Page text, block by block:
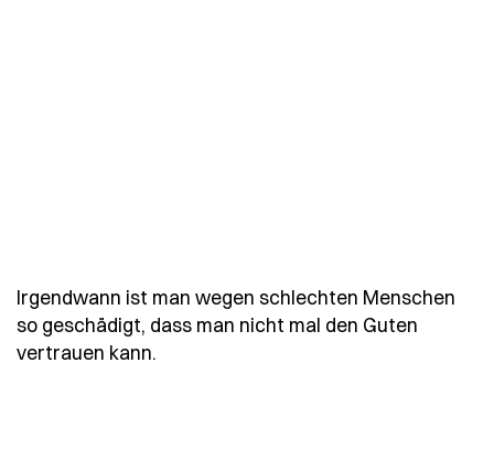
Irgendwann ist man wegen schlechten Menschen
so geschädigt, dass man nicht mal den Guten
vertrauen kann.